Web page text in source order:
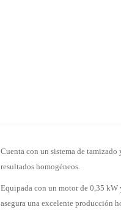
Cuenta con un sistema de
resultados homogéneos.
Equipada con un motor de 0,35 kW
asegura una excelente producción